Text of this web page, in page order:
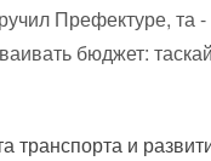
Префектуре, та
бюджет:
транспорта и